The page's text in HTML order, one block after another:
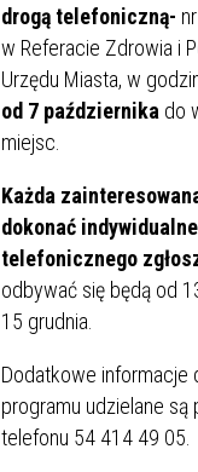
drogą telefoniczną-
w Referacie Zdrowia i
Urzędu Miasta, w
od 7 października do
miejsc.
Każda
dokonać
telefonicznego
odbywać się będą od
15 grudnia.
Dodatkowe informacje
programu udzielane są
telefonu 54 414 49 05.